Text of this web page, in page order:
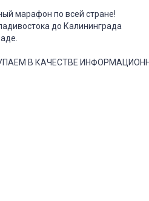
марафон по всей стране!
до Калининграда
В КАЧЕСТВЕ